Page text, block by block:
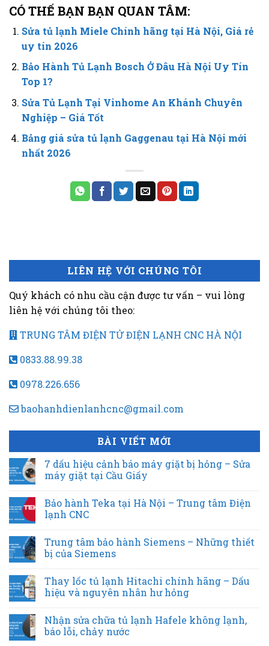
CÓ THẾ BẠN BẠN QUAN TÂM:
Sửa tủ lạnh Miele Chính hãng tại Hà Nội, Giá rẻ
uy tín 2026
Bảo Hành Tủ Lạnh Bosch Ở Đâu Hà Nội Uy Tín
Top 1?
Sửa Tủ Lạnh Tại Vinhome An Khánh Chuyên
Nghiệp – Giá Tốt
Bảng giá sửa tủ lạnh Gaggenau tại Hà Nội mới
nhất 2026
LIÊN HỆ VỚI CHÚNG TÔI
Quý khách có nhu cầu cận được tư vấn – vui lòng
liên hệ với chúng tôi theo:
TRUNG TÂM ĐIỆN TỬ ĐIỆN LẠNH CNC HÀ NỘI
0833.88.99.38
0978.226.656
baohanhdienlanhcnc@gmail.com
BÀI VIẾT MỚI
7 dấu hiệu cảnh báo máy giặt bị hỏng – Sửa
máy giặt tại Cầu Giấy
Bảo hành Teka tại Hà Nội – Trung tâm Điện
lạnh CNC
Trung tâm bảo hành Siemens – Những thiết
bị của Siemens
Thay lốc tủ lạnh Hitachi chính hãng – Dấu
hiệu và nguyên nhân hư hỏng
Nhận sửa chữa tủ lạnh Hafele không lạnh,
báo lỗi, chảy nước